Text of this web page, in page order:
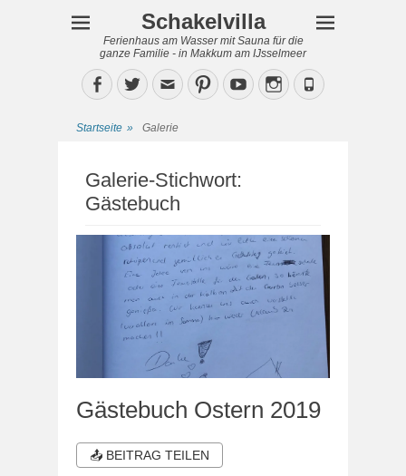
Schakelvilla
Ferienhaus am Wasser mit Sauna für die
ganze Familie - in Makkum am IJsselmeer
Facebook
TwitterEmailPinterestYouTubeInstagram
Phone
Startseite » Galerie
Galerie-Stichwort:
Gästebuch
Gästebuch Ostern 2019
📤 BEITRAG TEILEN